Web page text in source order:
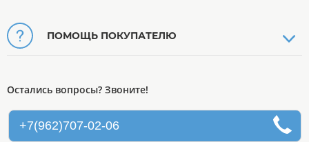
ПОМОЩЬ ПОКУПАТЕЛЮ
Остались вопросы? Звоните!
+7(962)707-02-06